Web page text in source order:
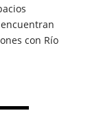
con Río